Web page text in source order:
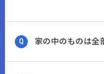
家の中のものは全